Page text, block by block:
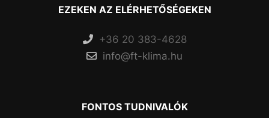
EZEKEN AZ ELÉRHETŐSÉGEKEN
+36 20 383-4628
info@ft-klima.hu
FONTOS TUDNIVALÓK